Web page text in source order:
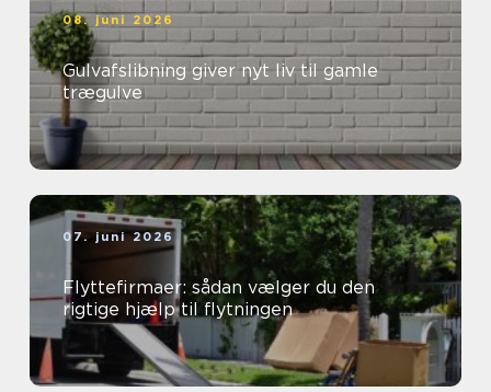
08. juni 2026
Gulvafslibning giver nyt liv til gamle
trægulve
07. juni 2026
Flyttefirmaer: sådan vælger du den
rigtige hjælp til flytningen